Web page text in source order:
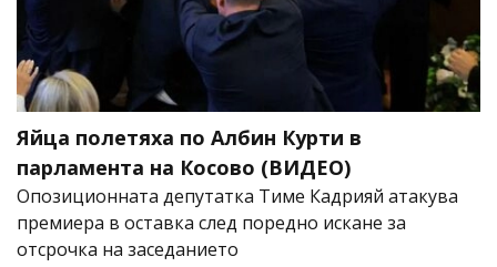
Яйца полетяха по Албин Курти в
парламента на Косово (ВИДЕО)
Опозиционната депутатка Тиме Кадрияй атакува
премиера в оставка след поредно искане за
отсрочка на заседанието